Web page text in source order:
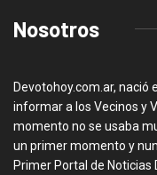
Nosotros
Devotohoy.com.ar, nació
informar a los Vecinos y
momento no se usaba
un primer momento y
Primer Portal de Noticias